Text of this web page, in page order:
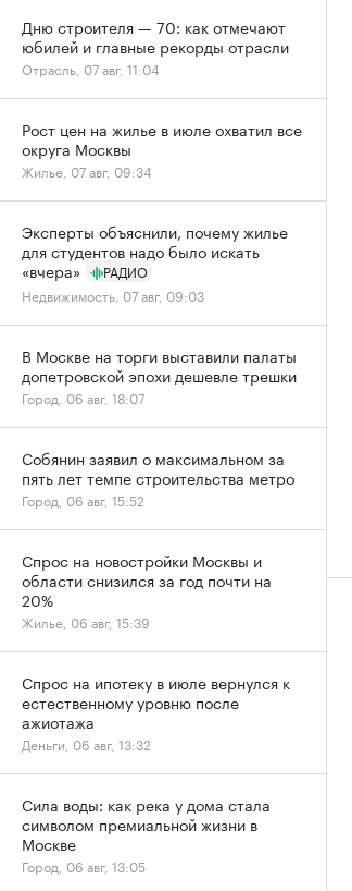
Дню строителя — 70: как отмечают
юбилей и главные рекорды отрасли
Отрасль, 07 авг, 11:04
Рост цен на жилье в июле охватил все
округа Москвы
Жилье, 07 авг, 09:34
Эксперты объяснили, почему жилье
для студентов надо было искать
«вчера»
РАДИО
Недвижимость, 07 авг, 09:03
В Москве на торги выставили палаты
допетровской эпохи дешевле трешки
Город, 06 авг, 18:07
Собянин заявил о максимальном за
пять лет темпе строительства метро
Город, 06 авг, 15:52
Спрос на новостройки Москвы и
области снизился за год почти на
20%
Жилье, 06 авг, 15:39
Спрос на ипотеку в июле вернулся к
естественному уровню после
ажиотажа
Деньги, 06 авг, 13:32
Сила воды: как река у дома стала
символом премиальной жизни в
Москве
Город, 06 авг, 13:05